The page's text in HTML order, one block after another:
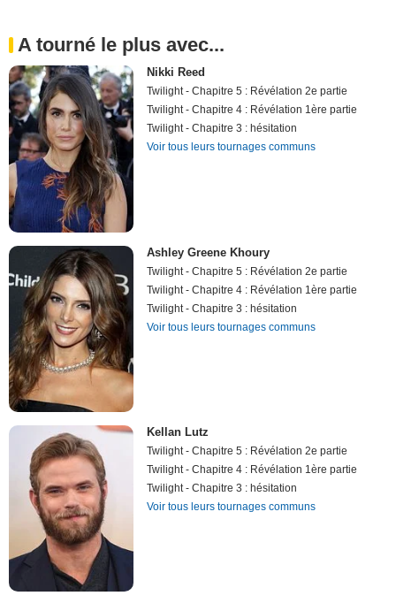
A tourné le plus avec...
Nikki Reed
Twilight - Chapitre 5 : Révélation 2e partie
Twilight - Chapitre 4 : Révélation 1ère partie
Twilight - Chapitre 3 : hésitation
Voir tous leurs tournages communs
Ashley Greene Khoury
Twilight - Chapitre 5 : Révélation 2e partie
Twilight - Chapitre 4 : Révélation 1ère partie
Twilight - Chapitre 3 : hésitation
Voir tous leurs tournages communs
Kellan Lutz
Twilight - Chapitre 5 : Révélation 2e partie
Twilight - Chapitre 4 : Révélation 1ère partie
Twilight - Chapitre 3 : hésitation
Voir tous leurs tournages communs